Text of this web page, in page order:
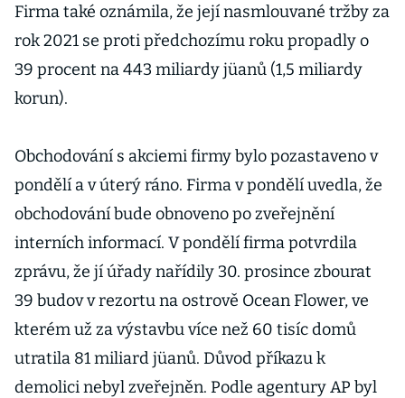
Firma také oznámila, že její nasmlouvané tržby za
rok 2021 se proti předchozímu roku propadly o
39 procent na 443 miliardy jüanů (1,5 miliardy
korun).
Obchodování s akciemi firmy bylo pozastaveno v
pondělí a v úterý ráno. Firma v pondělí uvedla, že
obchodování bude obnoveno po zveřejnění
interních informací. V pondělí firma potvrdila
zprávu, že jí úřady nařídily 30. prosince zbourat
39 budov v rezortu na ostrově Ocean Flower, ve
kterém už za výstavbu více než 60 tisíc domů
utratila 81 miliard jüanů. Důvod příkazu k
demolici nebyl zveřejněn. Podle agentury AP byl